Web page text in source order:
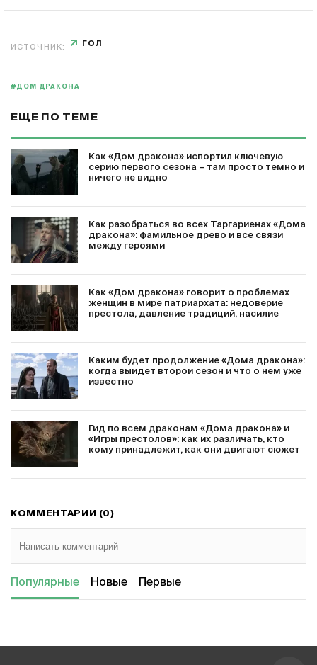
ИСТОЧНИК: ГОЛ
#ДОМ ДРАКОНА
ЕЩЕ ПО ТЕМЕ
Как «Дом дракона» испортил ключевую
серию первого сезона – там просто темно и
ничего не видно
Как разобраться во всех Таргариенах «Дома
дракона»: фамильное древо и все связи
между героями
Как «Дом дракона» говорит о проблемах
женщин в мире патриархата: недоверие
престола, давление традиций, насилие
Каким будет продолжение «Дома дракона»:
когда выйдет второй сезон и что о нем уже
известно
Гид по всем драконам «Дома дракона» и
«Игры престолов»: как их различать, кто
кому принадлежит, как они двигают сюжет
КОММЕНТАРИИ (0)
Популярные Новые Первые